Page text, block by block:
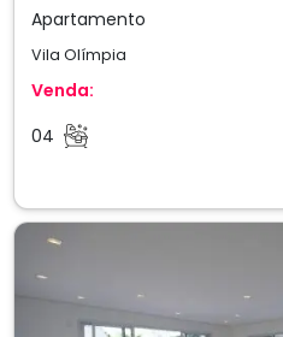
Apartamento
Vila Olímpia
Venda:
04